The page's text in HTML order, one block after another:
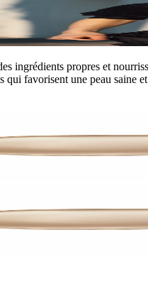
ingrédients propres et
qui favorisent une peau saine